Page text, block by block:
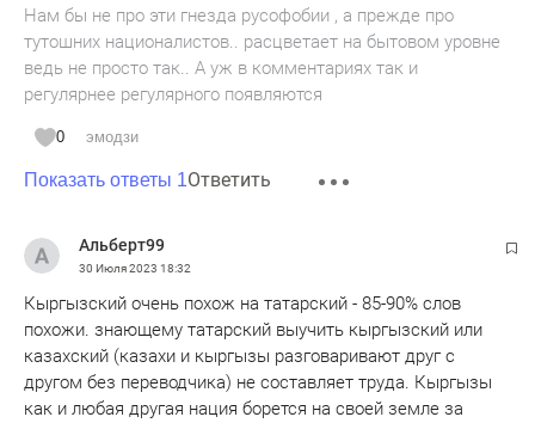
Нам бы не про эти гнезда русофобии , а прежде про
тутошних националистов.. расцветает на бытовом уровне
ведь не просто так.. А уж в комментариях так и
регулярнее регулярного появляются
0 эмодзи
Показать ответы 1Ответить
Альберт99
30 Июля 2023 18:32
Кыргызский очень похож на татарский - 85-90% слов
похожи. знающему татарский выучить кыргызский или
казахский (казахи и кыргызы разговаривают друг с
другом без переводчика) не составляет труда. Кыргызы
как и любая другая нация борется на своей земле за